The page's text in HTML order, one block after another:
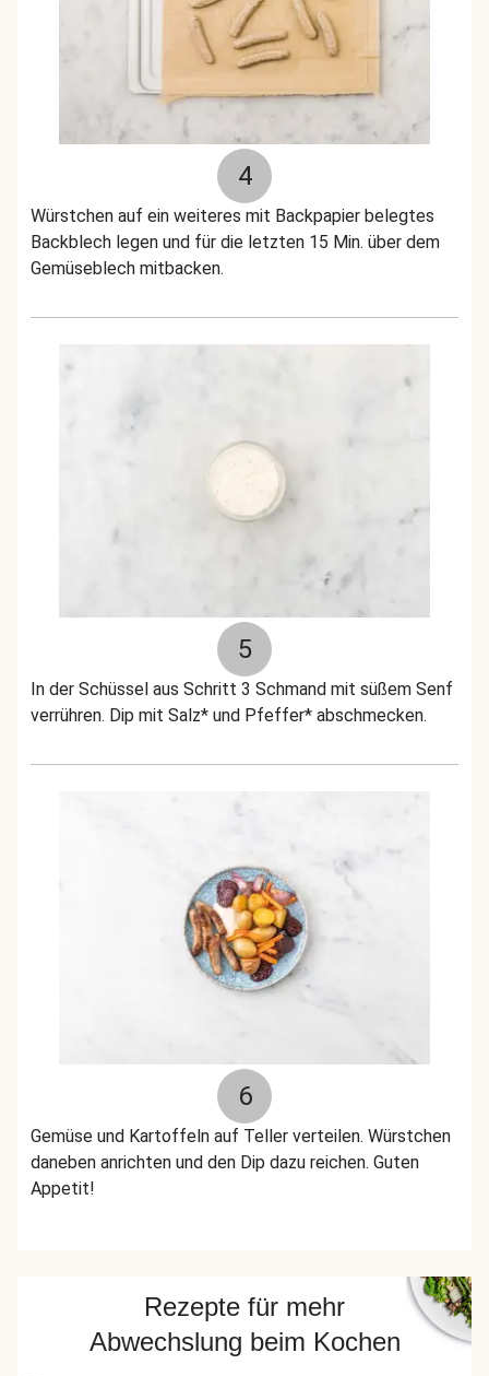
4
Würstchen auf ein weiteres mit Backpapier belegtes
Backblech legen und für die letzten 15 Min. über dem
Gemüseblech mitbacken.
5
In der Schüssel aus Schritt 3 Schmand mit süßem Senf
verrühren. Dip mit Salz* und Pfeffer* abschmecken.
6
Gemüse und Kartoffeln auf Teller verteilen. Würstchen
daneben anrichten und den Dip dazu reichen. Guten
Appetit!
Rezepte für mehr
Abwechslung beim Kochen